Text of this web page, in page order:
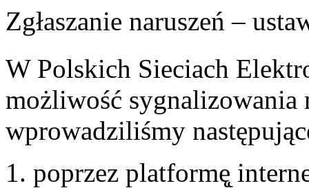
Zgłaszanie naruszeń –
W Polskich Sieciach
możliwość sygnalizowania
wprowadziliśmy
poprzez platformę̨